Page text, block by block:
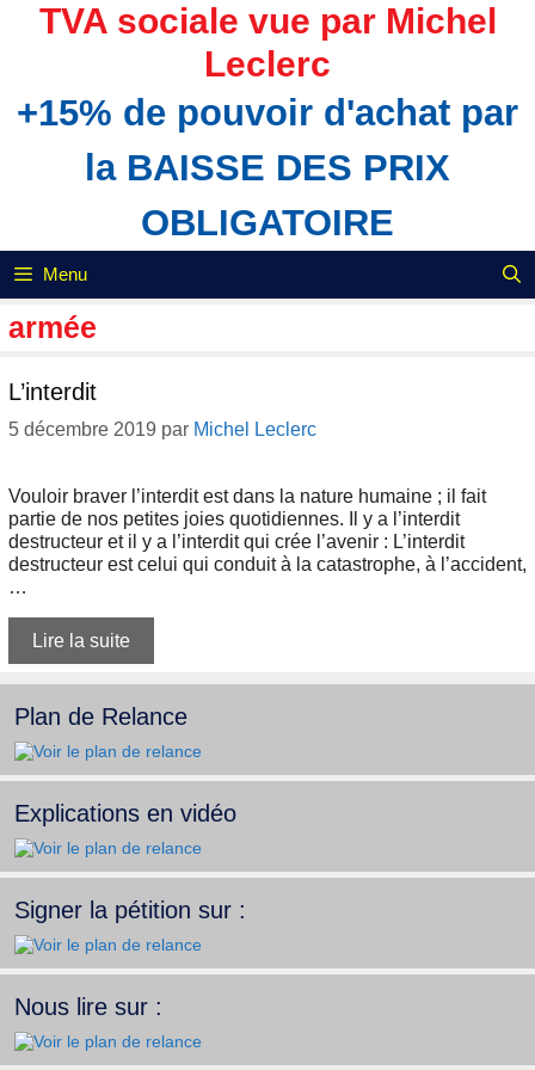
TVA sociale vue par Michel
Leclerc
+15% de pouvoir d'achat par
la BAISSE DES PRIX
OBLIGATOIRE
Menu
armée
L’interdit
5 décembre 2019 par Michel Leclerc
Vouloir braver l’interdit est dans la nature humaine ; il fait
partie de nos petites joies quotidiennes. Il y a l’interdit
destructeur et il y a l’interdit qui crée l’avenir : L’interdit
destructeur est celui qui conduit à la catastrophe, à l’accident,
…
Lire la suite
Plan de Relance
Explications en vidéo
Signer la pétition sur :
Nous lire sur :